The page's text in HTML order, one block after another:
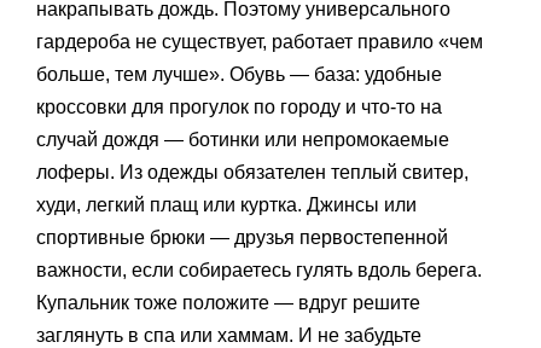
накрапывать дождь. Поэтому универсального
гардероба не существует, работает правило «чем
больше, тем лучше». Обувь — база: удобные
кроссовки для прогулок по городу и что-то на
случай дождя — ботинки или непромокаемые
лоферы. Из одежды обязателен теплый свитер,
худи, легкий плащ или куртка. Джинсы или
спортивные брюки — друзья первостепенной
важности, если собираетесь гулять вдоль берега.
Купальник тоже положите — вдруг решите
заглянуть в спа или хаммам. И не забудьте